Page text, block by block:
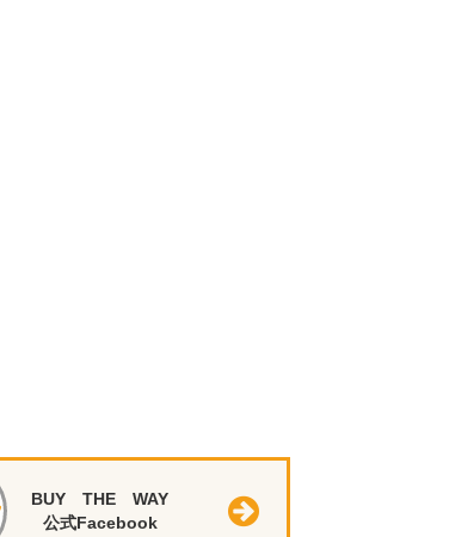
BUY THE WAY
公式Facebook